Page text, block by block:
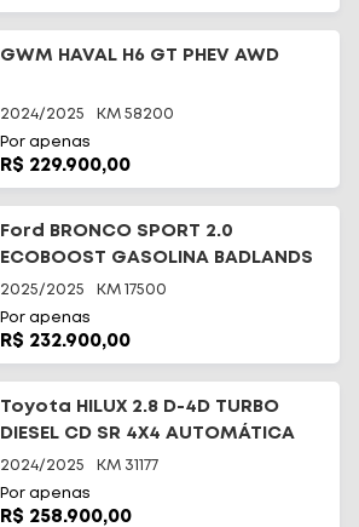
GWM HAVAL H6 GT PHEV AWD
2024/2025 KM 58200
Por apenas
R$ 229.900,00
Ford BRONCO SPORT 2.0
ECOBOOST GASOLINA BADLANDS
4X4 SE
2025/2025 KM 17500
Por apenas
R$ 232.900,00
Toyota HILUX 2.8 D-4D TURBO
DIESEL CD SR 4X4 AUTOMÁTICA
2024/2025 KM 31177
Por apenas
R$ 258.900,00